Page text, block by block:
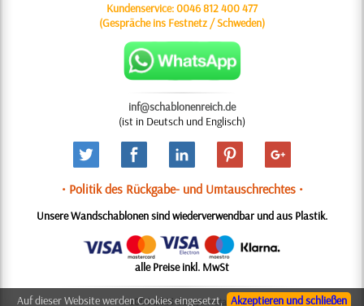
Kundenservice:0046 812 400 477
(Gespräche ins Festnetz / Schweden)
inf@schablonenreich.de
(ist in Deutsch und Englisch)
• Politik des Rückgabe- und Umtauschrechtes •
Unsere Wandschablonen sind wiederverwendbar und aus Plastik.
alle Preise inkl. MwSt
© 2006-2025 Design: Natali M.Akzeptieren und schließen
Auf dieser Website werden Cookies eingesetzt,